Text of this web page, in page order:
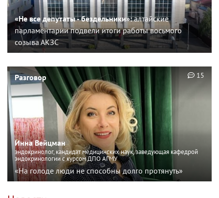
«Не все депутаты - бездельники»:алтайские
парламентарии подвели итоги работы восьмого
созыва АКЗС
Разговор
Инна Вейцман
эндокринолог, кандидат медицинских наук, заведующая кафедрой
эндокринологии с курсом ДПО АГМУ
«На голоде люди не способны долго протянуть»
15